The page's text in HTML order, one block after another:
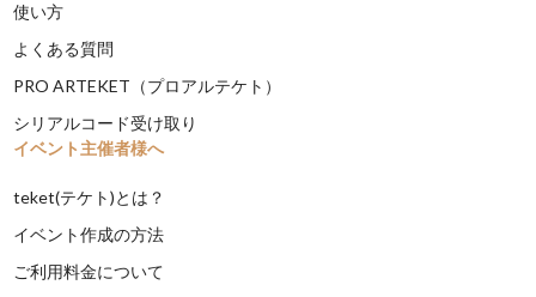
使い方
よくある質問
PRO ARTEKET（プロアルテケト）
シリアルコード受け取り
イベント主催者様へ
teket(テケト)とは？
イベント作成の方法
ご利用料金について